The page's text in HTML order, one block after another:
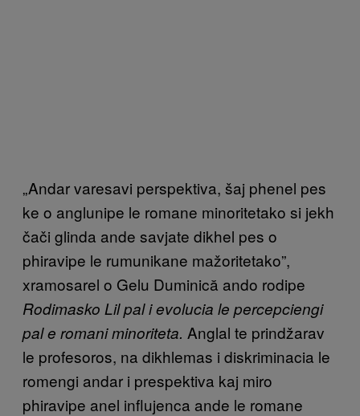
„Andar varesavi perspektiva, šaj phenel pes
ke o anglunipe le romane minoritetako si jekh
čači glinda ande savjate dikhel pes o
phiravipe le rumunikane mažoritetako”,
xramosarel o Gelu Duminică ando rodipe
Rodimasko Lil pal i evolucia le percepciengi
pal e romani minoriteta. Anglal te prindžarav
le profesoros, na dikhlemas i diskriminacia le
romengi andar i prespektiva kaj miro
phiravipe anel influjenca ande le romane